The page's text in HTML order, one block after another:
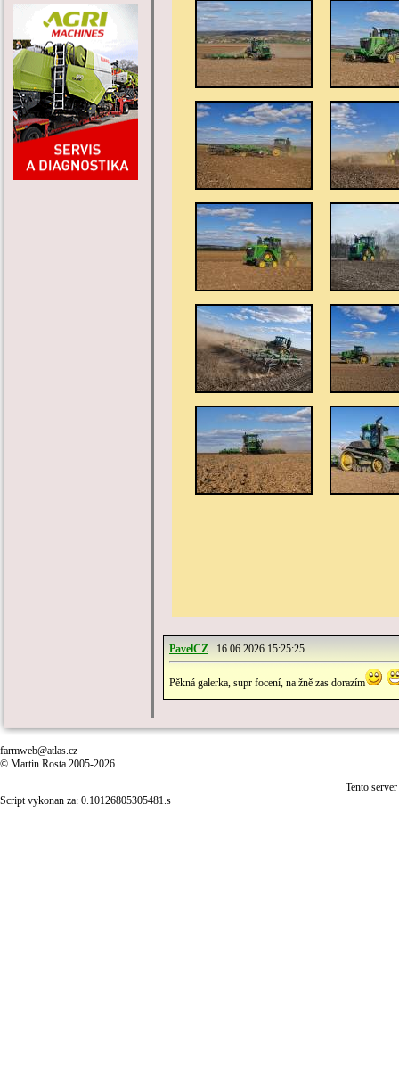
PavelCZ 16.06.2026 15:25:25
Pěkná galerka, supr focení, na žně zas dorazím
farmweb@atlas.cz
© Martin Rosta 2005-2026
Tento
Script vykonan za: 0.10126805305481.s